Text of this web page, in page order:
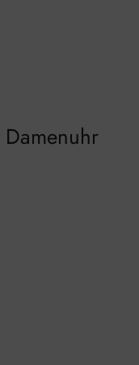
Damenuhr